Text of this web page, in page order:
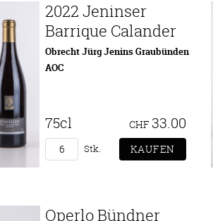
2022 Jeninser
Barrique Calander
Obrecht Jürg Jenins Graubünden
AOC
75cl CHF 33.00
Stk.
Operlo Bündner